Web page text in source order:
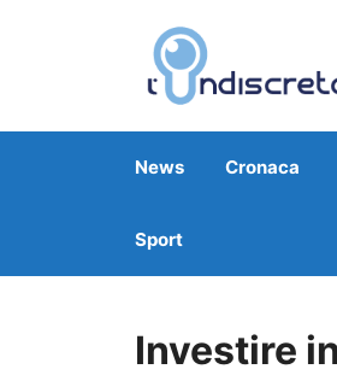
News Cronaca
Sport
Investire